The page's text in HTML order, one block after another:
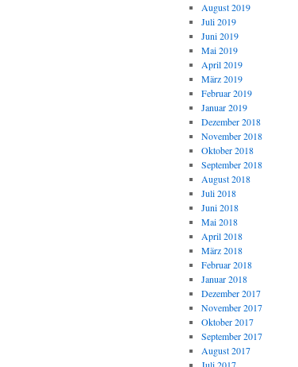
August 2019
Juli 2019
Juni 2019
Mai 2019
April 2019
März 2019
Februar 2019
Januar 2019
Dezember 2018
November 2018
Oktober 2018
September 2018
August 2018
Juli 2018
Juni 2018
Mai 2018
April 2018
März 2018
Februar 2018
Januar 2018
Dezember 2017
November 2017
Oktober 2017
September 2017
August 2017